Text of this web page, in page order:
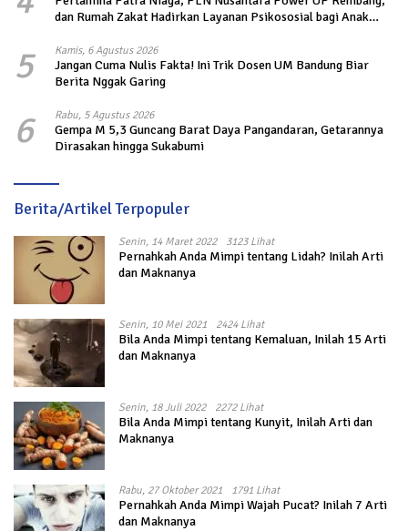
dan Rumah Zakat Hadirkan Layanan Psikososial bagi Anak
5 Kamis, 6 Agustus 2026
Jangan Cuma Nulis Fakta! Ini Trik Dosen UM Bandung Biar
Berita Nggak Garing
6 Rabu, 5 Agustus 2026
Gempa M 5,3 Guncang Barat Daya Pangandaran, Getarannya
Dirasakan hingga Sukabumi
Berita/Artikel Terpopuler
Senin, 14 Maret 2022 3123 Lihat
Pernahkah Anda Mimpi tentang Lidah? Inilah Arti
dan Maknanya
Senin, 10 Mei 2021 2424 Lihat
Bila Anda Mimpi tentang Kemaluan, Inilah 15 Arti
dan Maknanya
Senin, 18 Juli 2022 2272 Lihat
Bila Anda Mimpi tentang Kunyit, Inilah Arti dan
Maknanya
Rabu, 27 Oktober 2021 1791 Lihat
Pernahkah Anda Mimpi Wajah Pucat? Inilah 7 Arti
dan Maknanya